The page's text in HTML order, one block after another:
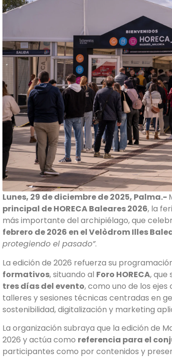
Lunes, 29 de diciembre de 2025, Palma.-
principal de HORECA Baleares 2026, la
más importante del archipiélago, que
febrero de 2026 en el Velòdrom Illes
protegiendo el pasado”.
La edición de 2026 refuerza su
formativos, situando al Foro HORECA, que
tres días del evento, como uno de los
talleres y sesiones técnicas centradas en
sostenibilidad, digitalización y marketing
La organización subraya que la edición de
2026 y actúa como referencia para el
participantes como por contenidos y